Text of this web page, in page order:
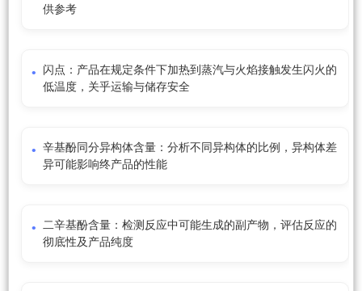
供参考
闪点：产品在规定条件下加热到蒸汽与火焰接触发生闪火的
低温度，关乎运输与储存安全
辛基酚同分异构体含量：分析不同异构体的比例，异构体差
异可能影响终产品的性能
二辛基酚含量：检测反应中可能生成的副产物，评估反应的
彻底性及产品纯度